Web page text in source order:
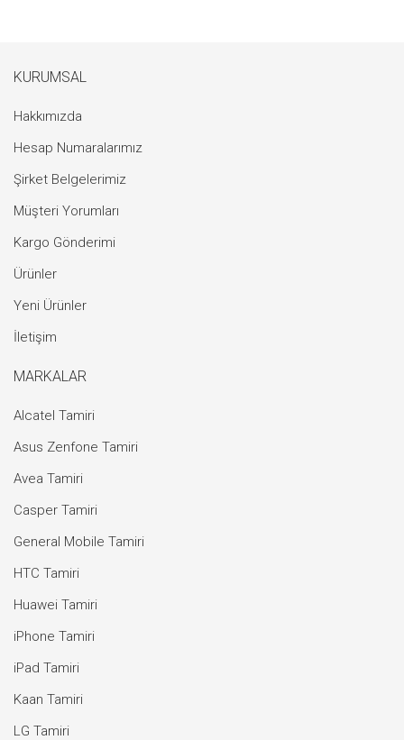
KURUMSAL
Hakkımızda
Hesap Numaralarımız
Şirket Belgelerimiz
Müşteri Yorumları
Kargo Gönderimi
Ürünler
Yeni Ürünler
İletişim
MARKALAR
Alcatel Tamiri
Asus Zenfone Tamiri
Avea Tamiri
Casper Tamiri
General Mobile Tamiri
HTC Tamiri
Huawei Tamiri
iPhone Tamiri
iPad Tamiri
Kaan Tamiri
LG Tamiri